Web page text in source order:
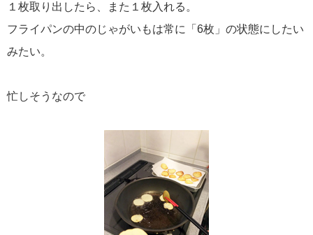
１枚取り出したら、また１枚入れる。
フライパンの中のじゃがいもは常に「6枚」の状態にしたい
みたい。
忙しそうなので